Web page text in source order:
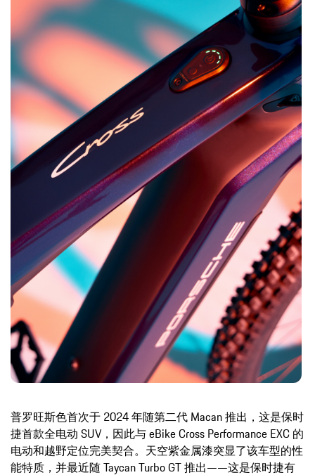
普罗旺斯色首次于 2024 年随第二代 Macan 推出，这是保时
捷首款全电动 SUV，因此与 eBike Cross Performance EXC 的
电动和越野定位完美契合。天空紫金属漆突显了该车型的性
能特质，并最近随 Taycan Turbo GT 推出——这是保时捷有